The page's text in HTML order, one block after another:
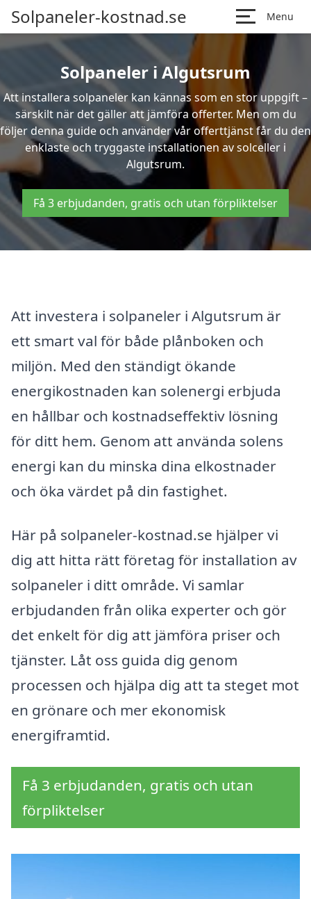
Solpaneler-kostnad.se Menu
Solpaneler i Algutsrum
Att installera solpaneler kan kännas som en stor uppgift –
särskilt när det gäller att jämföra offerter. Men om du
följer denna guide och använder vår offerttjänst får du den
enklaste och tryggaste installationen av solceller i
Algutsrum.
Få 3 erbjudanden, gratis och utan förpliktelser
Att investera i solpaneler i Algutsrum är
ett smart val för både plånboken och
miljön. Med den ständigt ökande
energikostnaden kan solenergi erbjuda
en hållbar och kostnadseffektiv lösning
för ditt hem. Genom att använda solens
energi kan du minska dina elkostnader
och öka värdet på din fastighet.
Här på solpaneler-kostnad.se hjälper vi
dig att hitta rätt företag för installation av
solpaneler i ditt område. Vi samlar
erbjudanden från olika experter och gör
det enkelt för dig att jämföra priser och
tjänster. Låt oss guida dig genom
processen och hjälpa dig att ta steget mot
en grönare och mer ekonomisk
energiframtid.
Få 3 erbjudanden, gratis och utan
förpliktelser